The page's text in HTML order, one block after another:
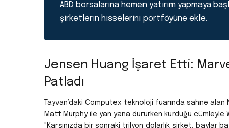
ABD borsalarına hemen yatırım yapmaya
şirketlerin hisselerini portföyüne ekle.
Jensen Huang İşaret Etti:
Patladı
Tayvan’daki Computex teknoloji fuarında sahne alan
Matt Murphy ile yan yana dururken kurduğu cümleyle
"Karşınızda bir sonraki trilyon dolarlık şirket, baylar